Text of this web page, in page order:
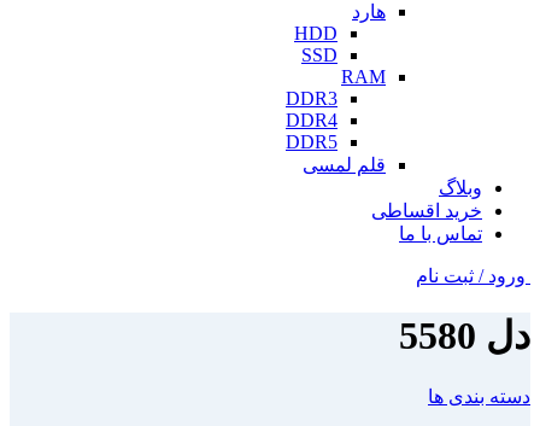
هارد
HDD
SSD
RAM
DDR3
DDR4
DDR5
قلم لمسی
وبلاگ
خرید اقساطی
تماس با ما
ورود / ثبت نام
دل 5580
دسته بندی ها